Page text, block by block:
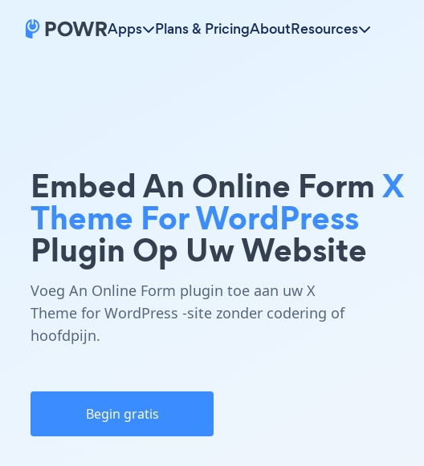
Apps Plans & PricingAboutResources
Embed An Online FormX
Theme For WordPress
Plugin Op Uw Website
Voeg An Online Form plugin toe aan uw X
Theme for WordPress -site zonder codering of
hoofdpijn.
Begin gratis